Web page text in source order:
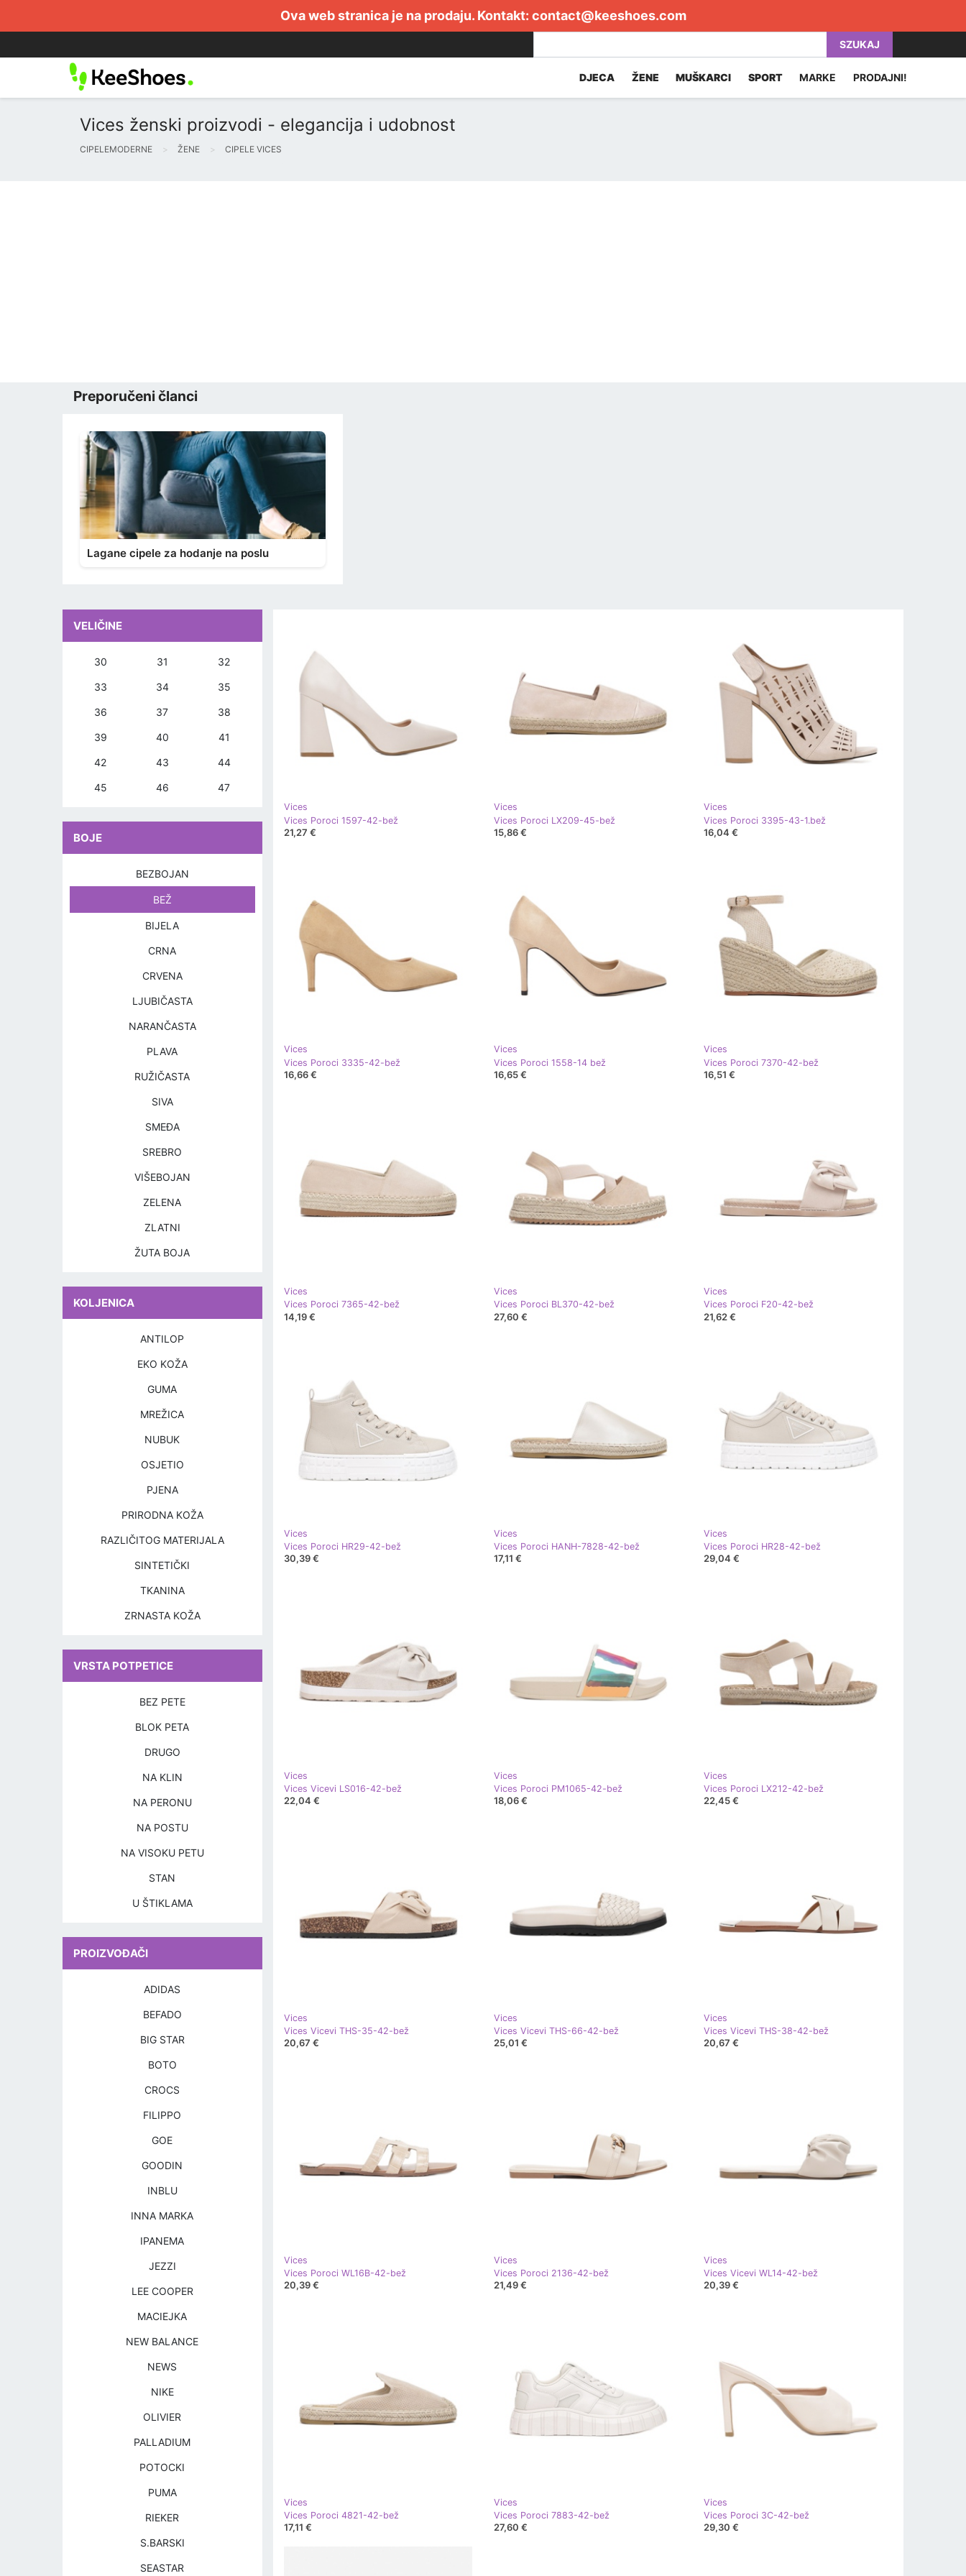
Ova web stranica je na prodaju. Kontakt: contact@keeshoes.com
SZUKAJ
DJECA ŽENE MUŠKARCI SPORT MARKE PRODAJNI!
Vices ženski proizvodi - elegancija i udobnost
CIPELEMODERNE ŽENE CIPELE VICES
Preporučeni članci
Lagane cipele za hodanje na poslu
Vices
Vices Poroci 1597-42-bež
21,27 €
Vices
Vices Poroci LX209-45-bež
15,86 €
Vices
Vices Poroci 3395-43-1.bež
16,04 €
Vices
Vices Poroci 3335-42-bež
16,66 €
Vices
Vices Poroci 1558-14 bež
16,65 €
Vices
Vices Poroci 7370-42-bež
16,51 €
Vices
Vices Poroci 7365-42-bež
14,19 €
Vices
Vices Poroci BL370-42-bež
27,60 €
Vices
Vices Poroci F20-42-bež
21,62 €
Vices
Vices Poroci HR29-42-bež
30,39 €
Vices
Vices Poroci HANH-7828-42-bež
17,11 €
Vices
Vices Poroci HR28-42-bež
29,04 €
Vices
Vices Vicevi LS016-42-bež
22,04 €
Vices
Vices Poroci PM1065-42-bež
18,06 €
Vices
Vices Poroci LX212-42-bež
22,45 €
Vices
Vices Vicevi THS-35-42-bež
20,67 €
Vices
Vices Vicevi THS-66-42-bež
25,01 €
Vices
Vices Vicevi THS-38-42-bež
20,67 €
Vices
Vices Poroci WL16B-42-bež
20,39 €
Vices
Vices Poroci 2136-42-bež
21,49 €
Vices
Vices Vicevi WL14-42-bež
20,39 €
Vices
Vices Poroci 4821-42-bež
17,11 €
Vices
Vices Poroci 7883-42-bež
27,60 €
Vices
Vices Poroci 3C-42-bež
29,30 €
VELIČINE
30 31 32
33 34 35
36 37 38
39 40 41
42 43 44
45 46 47
BOJE
BEZBOJAN
BEŽ
BIJELA
CRNA
CRVENA
LJUBIČASTA
NARANČASTA
PLAVA
RUŽIČASTA
SIVA
SMEĐA
SREBRO
VIŠEBOJAN
ZELENA
ZLATNI
ŽUTA BOJA
KOLJENICA
ANTILOP
EKO KOŽA
GUMA
MREŽICA
NUBUK
OSJETIO
PJENA
PRIRODNA KOŽA
RAZLIČITOG MATERIJALA
SINTETIČKI
TKANINA
ZRNASTA KOŽA
VRSTA POTPETICE
BEZ PETE
BLOK PETA
DRUGO
NA KLIN
NA PERONU
NA POSTU
NA VISOKU PETU
STAN
U ŠTIKLAMA
PROIZVOĐAČI
ADIDAS
BEFADO
BIG STAR
BOTO
CROCS
FILIPPO
GOE
GOODIN
INBLU
INNA MARKA
IPANEMA
JEZZI
LEE COOPER
MACIEJKA
NEW BALANCE
NEWS
NIKE
OLIVIER
PALLADIUM
POTOCKI
PUMA
RIEKER
S.BARSKI
SEASTAR